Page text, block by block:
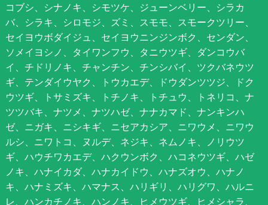
コブシ、シナノキ、シモツケ、ジューンベリー、シラカ
バ、シラキ、シロモジ、ズミ、スモモ、スモークツリー、
セイヨウボダイジュ、セイヨウニンジンボク、センダン、
ソメイヨシノ、タイワンフウ、タニウツギ、ダンコウバ
イ、チドリノキ、チャンチン、チンシバイ、ツクバネウツ
ギ、テンダイウヤク、トウカエデ、ドウダンツツジ、ドク
ウツギ、トサミズキ、トチノキ、トチュウ、トネリコ、ナ
ツツバキ、ナツメ、ナツハゼ、ナナカマド、ナンキンハ
ゼ、ニガキ、ニシキギ、ニセアカシア、ニワウメ、ニワウ
ルシ、ニワトコ、ヌルデ、ネジキ、ネムノキ、ノリウツ
ギ、ハウチワカエデ、ハクウンボク、ハコネウツギ、ハゼ
ノキ、ハナイカダ、ハナカイドウ、ハナズオウ、ハナノ
キ、ハナミズキ、ハマナス、ハリギリ、ハリグワ、ハルニ
レ、ハンカチノキ、ハンノキ、ヒメウツギ、ヒメシャラ、